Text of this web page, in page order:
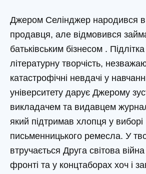
Джером Селінджер народився в
продавця, але відмовився
батьківським бізнесом .
літературну творчість,
катастрофічні невдачі у
університету дарує Джерому
викладачем та видавцем
який підтримав хлопця у виборі
письменницького ремесла. У
втручається Друга світова
фронті та у концтаборах хоч і